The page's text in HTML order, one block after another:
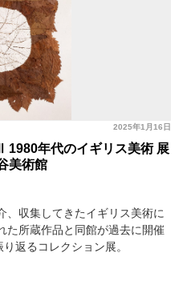
2025年1月16日
1980年代のイギリス美術 展
美術館
、収集してきたイギリス美術に
た所蔵作品と同館が過去に開催
返るコレクション展。